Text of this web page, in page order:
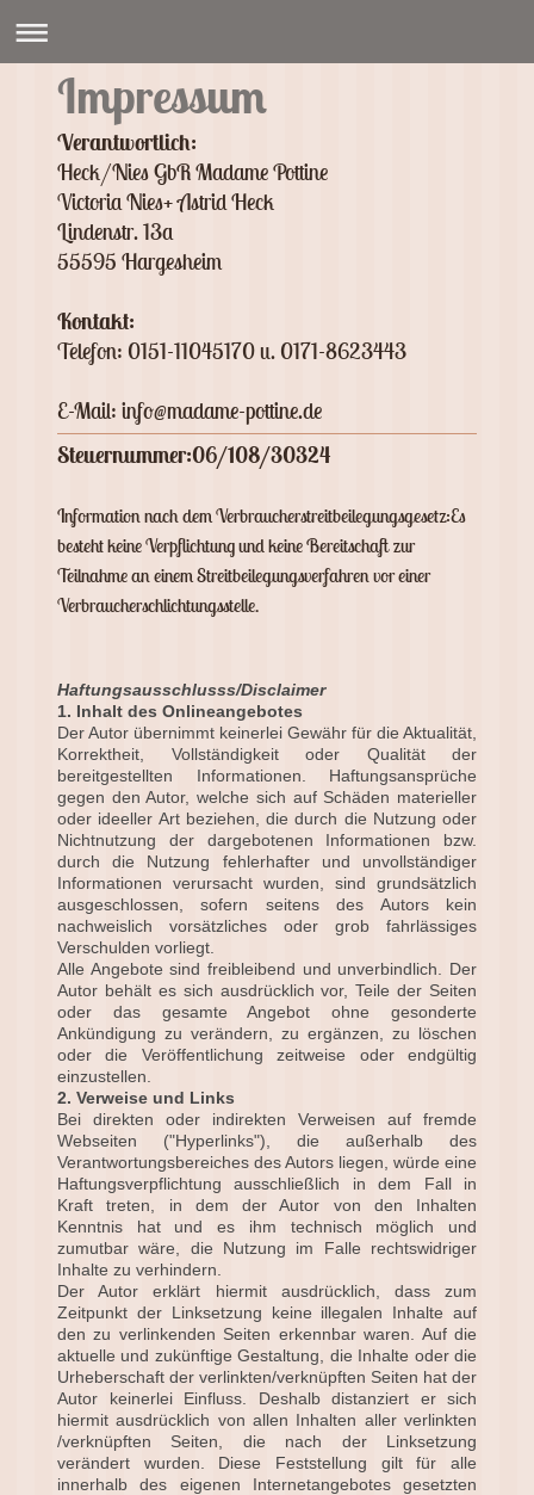
Impressum
Verantwortlich:
Heck/Nies GbR Madame Pottine
VictoriaNies+ Astrid Heck
Lindenstr.13a
55595 Hargesheim
Kontakt:
Telefon: 0151-11045170 u. 0171-8623443
E-Mail: info@madame-pottine.de
Steuernummer:06/108/30324
Information nach dem Verbraucherstreitbeilegungsgesetz:Es
besteht keine Verpflichtung und keine Bereitschaft zur
Teilnahme an einem Streitbeilegungsverfahren vor einer
Verbraucherschlichtungsstelle.
Haftungsausschlusss/Disclaimer
1. Inhalt des Onlineangebotes
Der Autor übernimmt keinerlei Gewähr für die Aktualität,
Korrektheit, Vollständigkeit oder Qualität der
bereitgestellten Informationen. Haftungsansprüche
gegen den Autor, welche sich auf Schäden materieller
oder ideeller Art beziehen, die durch die Nutzung oder
Nichtnutzung der dargebotenen Informationen bzw.
durch die Nutzung fehlerhafter und unvollständiger
Informationen verursacht wurden, sind grundsätzlich
ausgeschlossen, sofern seitens des Autors kein
nachweislich vorsätzliches oder grob fahrlässiges
Verschulden vorliegt.
Alle Angebote sind freibleibend und unverbindlich. Der
Autor behält es sich ausdrücklich vor, Teile der Seiten
oder das gesamte Angebot ohne gesonderte
Ankündigung zu verändern, zu ergänzen, zu löschen
oder die Veröffentlichung zeitweise oder endgültig
einzustellen.
2. Verweise und Links
Bei direkten oder indirekten Verweisen auf fremde
Webseiten ("Hyperlinks"), die außerhalb des
Verantwortungsbereiches des Autors liegen, würde eine
Haftungsverpflichtung ausschließlich in dem Fall in
Kraft treten, in dem der Autor von den Inhalten
Kenntnis hat und es ihm technisch möglich und
zumutbar wäre, die Nutzung im Falle rechtswidriger
Inhalte zu verhindern.
Der Autor erklärt hiermit ausdrücklich, dass zum
Zeitpunkt der Linksetzung keine illegalen Inhalte auf
den zu verlinkenden Seiten erkennbar waren. Auf die
aktuelle und zukünftige Gestaltung, die Inhalte oder die
Urheberschaft der verlinkten/verknüpften Seiten hat der
Autor keinerlei Einfluss. Deshalb distanziert er sich
hiermit ausdrücklich von allen Inhalten aller verlinkten
/verknüpften Seiten, die nach der Linksetzung
verändert wurden. Diese Feststellung gilt für alle
innerhalb des eigenen Internetangebotes gesetzten